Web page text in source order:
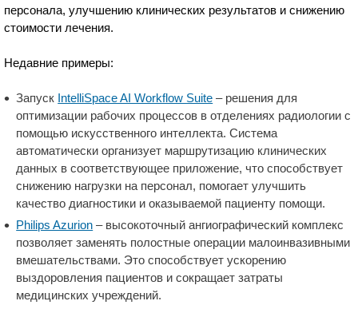
персонала, улучшению клинических результатов и снижению
стоимости лечения.
Недавние примеры:
Запуск IntelliSpace AI Workflow Suite – решения для
оптимизации рабочих процессов в отделениях радиологии с
помощью искусственного интеллекта. Система
автоматически организует маршрутизацию клинических
данных в соответствующее приложение, что способствует
снижению нагрузки на персонал, помогает улучшить
качество диагностики и оказываемой пациенту помощи.
Philips Azurion – высокоточный ангиографический комплекс
позволяет заменять полостные операции малоинвазивными
вмешательствами. Это способствует ускорению
выздоровления пациентов и сокращает затраты
медицинских учреждений.